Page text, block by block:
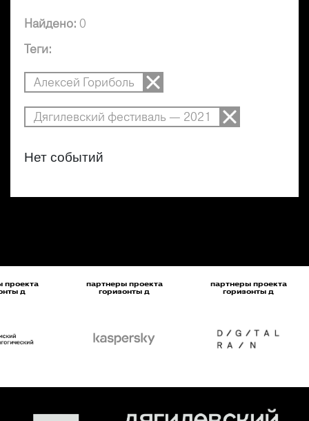
Найдено: 0
Теги:
Алексей Гориболь
Дягилевский фестиваль — 2021
Нет событий
проекта
д
партнеры проекта
горизонты д
партнеры проекта
горизонты д